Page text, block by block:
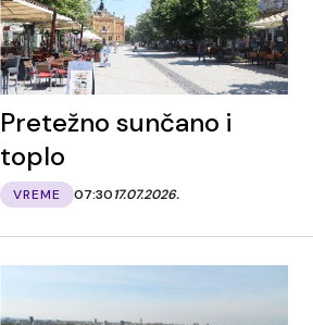
Pretežno sunčano i
toplo
VREME 07:3017.07.2026.